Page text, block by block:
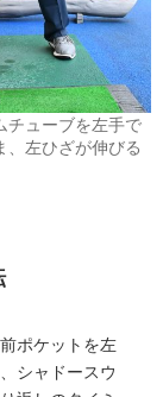
チューブを左手で
、左ひざが伸びる
ポケットを左
シャドースウ